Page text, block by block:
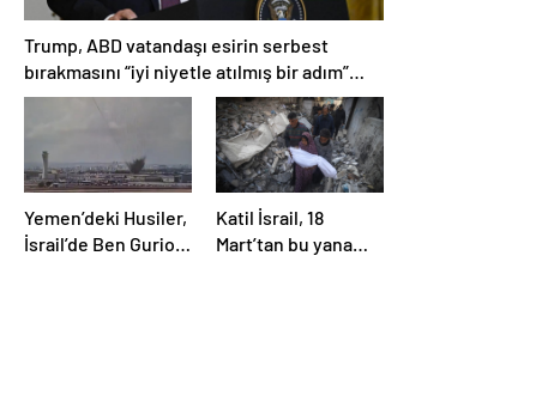
Trump, ABD vatandaşı esirin serbest
bırakmasını “iyi niyetle atılmış bir adım”
olarak değerlendirdi
Yemen’deki Husiler,
İsrail’de Ben Gurion
Katil İsrail, 18
Mart’tan bu yana